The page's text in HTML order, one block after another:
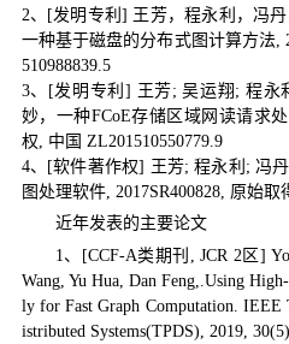
2、[发明专利] 王芳，程永利，冯
一种基于磁盘的分布式图计算方法,
510988839.5
3、[发明专利] 王芳; 吴运翔; 程永
妙，一种FCoE存储区域网读请求
权, 中国 ZL201510550779.9
4、[软件著作权] 王芳; 程永利; 冯
图处理软件, 2017SR400828, 原始取
近年发表的主要论文
1、[CCF-A类期刊, JCR 2区]
Wang, Yu Hua, Dan Feng,.Using
ly for Fast Graph Computation. IEEE
istributed Systems(TPDS), 2019,